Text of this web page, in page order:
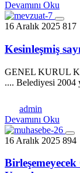
Devamını Oku
16 Aralık 2025 817
Kesinleşmiş
GENEL KURUL
.... Belediyesi 2004
admin
Devamını Oku
16 Aralık 2025 894